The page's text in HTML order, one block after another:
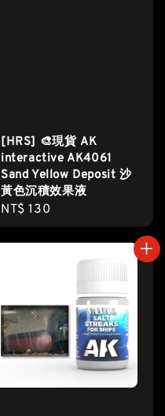
[HRS] 🎨現貨 AK
interactive AK4061
Sand Yellow Deposit 沙
黃色沉積效果液
Regular
price
NT$ 130